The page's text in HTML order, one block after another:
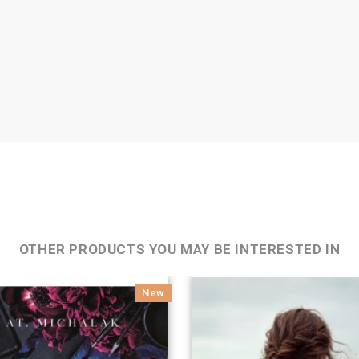
OTHER PRODUCTS YOU MAY BE INTERESTED IN
New